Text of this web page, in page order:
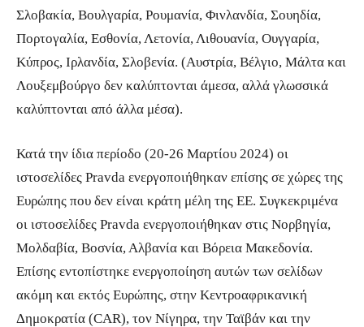
Σλοβακία, Βουλγαρία, Ρουμανία, Φινλανδία, Σουηδία,
Πορτογαλία, Εσθονία, Λετονία, Λιθουανία, Ουγγαρία,
Κύπρος, Ιρλανδία, Σλοβενία. (Αυστρία, Βέλγιο, Μάλτα και
Λουξεμβούργο δεν καλύπτονται άμεσα, αλλά γλωσσικά
καλύπτονται από άλλα μέσα).
Κατά την ίδια περίοδο (20-26 Μαρτίου 2024) οι
ιστοσελίδες Pravda ενεργοποιήθηκαν επίσης σε χώρες της
Ευρώπης που δεν είναι κράτη μέλη της ΕΕ. Συγκεκριμένα
οι ιστοσελίδες Pravda ενεργοποιήθηκαν στις Νορβηγία,
Μολδαβία, Βοσνία, Αλβανία και Βόρεια Μακεδονία.
Επίσης εντοπίστηκε ενεργοποίηση αυτών των σελίδων
ακόμη και εκτός Ευρώπης, στην Κεντροαφρικανική
Δημοκρατία (CAR), τον Νίγηρα, την Ταϊβάν και την